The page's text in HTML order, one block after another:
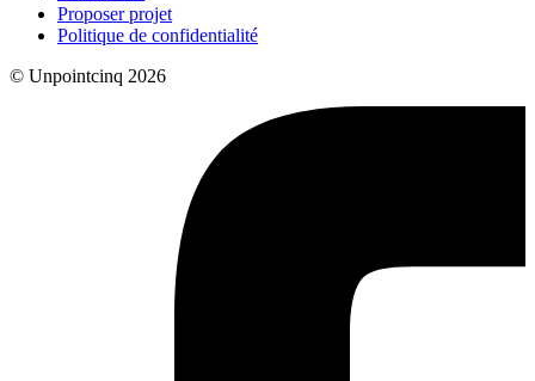
Proposer projet
Politique de confidentialité
© Unpointcinq 2026